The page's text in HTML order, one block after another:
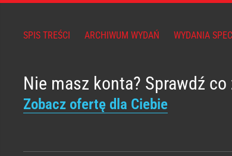
SPIS TREŚCI ARCHIWUM WYDAŃ WYDANIA
Nie masz konta? Sprawdź co
Zobacz ofertę dla Ciebie